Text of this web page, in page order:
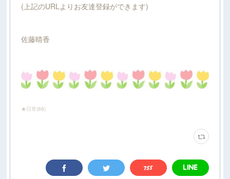
(上記のURLよりお友達登録ができます)
佐藤晴香
★日常(88)